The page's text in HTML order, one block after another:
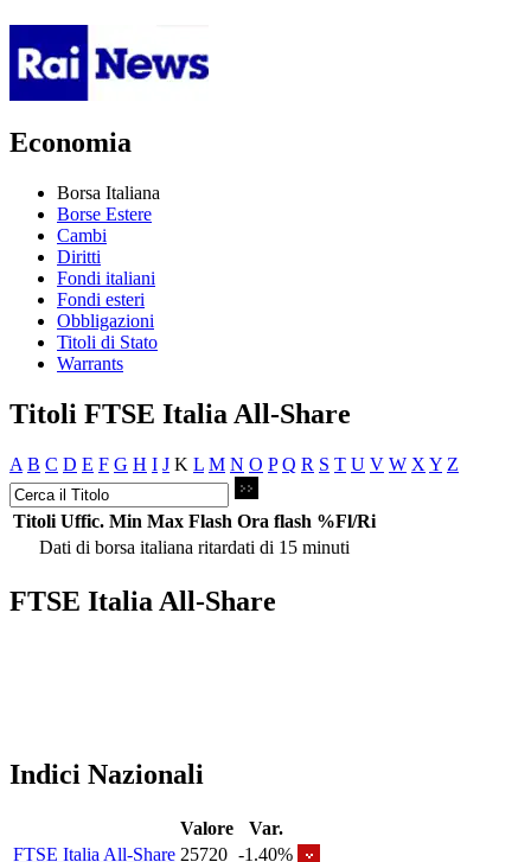
Economia
Borsa Italiana
Borse Estere
Cambi
Diritti
Fondi italiani
Fondi esteri
Obbligazioni
Titoli di Stato
Warrants
Titoli FTSE Italia All-Share
A B C D E F G H I J K L M N O P Q R S T U V W X Y Z
Titoli Uffic. Min Max Flash Ora flash %Fl/Ri
Dati di borsa italiana ritardati di 15 minuti
FTSE Italia All-Share
Indici Nazionali
Valore
Var.
FTSE Italia All-Share 25720 -1.40%